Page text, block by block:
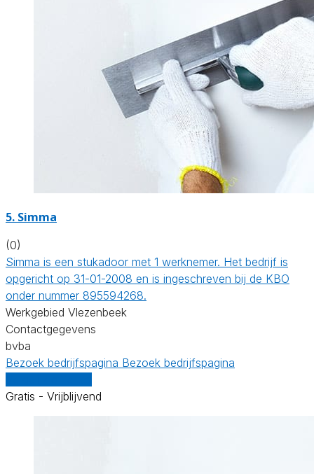
5. Simma
(0)
Simma is een stukadoor met 1 werknemer. Het bedrijf is
opgericht op 31-01-2008 en is ingeschreven bij de KBO
onder nummer 895594268.
Werkgebied Vlezenbeek
Contactgegevens
bvba
Bezoek bedrijfspagina Bezoek bedrijfspagina
Gratis - Vrijblijvend